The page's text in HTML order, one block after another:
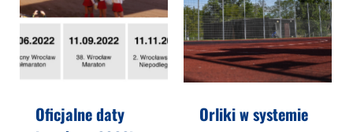
Oficjalne daty
Orliki w systemie